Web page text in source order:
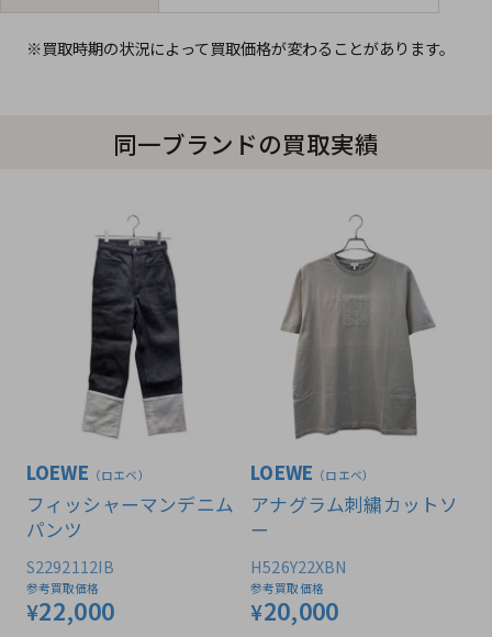
※買取時期の状況によって買取価格が変わることがあります。
同一ブランドの買取実績
LOEWE （ロエベ）
フィッシャーマンデニム
パンツ
S2292112IB
参考買取価格
¥22,000
LOEWE （ロエベ）
アナグラム刺繍カットソ
ー
H526Y22XBN
参考買取価格
¥20,000